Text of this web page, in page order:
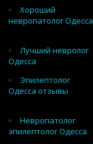
Хороший
невропатолог Одесса
Лучший невролог
Одесса
Эпилептолог
Одесса отзывы
Невропатолог
эпилептолог Одесса